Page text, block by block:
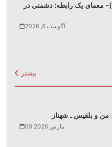
اعتماد (۵۶)- معمای یک رابطه: دشمنی در
آگوست 6, 2026
بیشتر
09 مارس 2026